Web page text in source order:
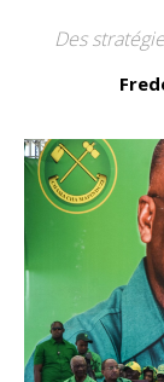
Des